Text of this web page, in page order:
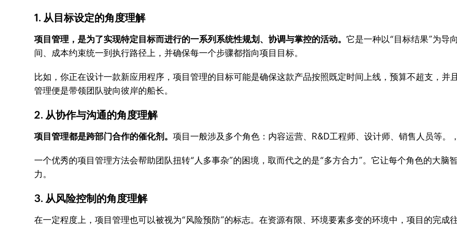
1. 从目标设定的角度理解
项目管理，是为了实现特定目标而进行的一系列系统性规划、协调与掌控的活动。它是一种以“目标结果”为导
间、成本约束统一到执行路径上，并确保每一个步骤都指向项目目标。
比如，你正在设计一款新应用程序，项目管理的目标可能是确保这款产品按照既定时间上线，预算不超支，并
管理便是带领团队驶向彼岸的船长。
2. 从协作与沟通的角度理解
项目管理都是跨部门合作的催化剂。项目一般涉及多个角色：内容运营、R&D工程师、设计师、销售人员等
一个优秀的项目管理方法会帮助团队扭转“人多事杂”的困境，取而代之的是“多方合力”。它让每个角色的大脑
力。
3. 从风险控制的角度理解
在一定程度上，项目管理也可以被视为“风险预防”的标志。在资源有限、环境要素多变的环境中，项目的完成